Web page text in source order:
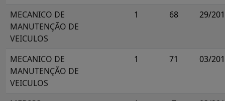
MECANICO DE
MANUTENÇÃO DE
VEICULOS
1 68 29/
MECANICO DE
MANUTENÇÃO DE
VEICULOS
1 71 03/